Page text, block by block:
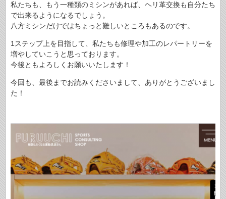
私たちも、もう一種類のミシンがあれば、ヘリ革交換も自分たち
で出来るようになるでしょう。
八方ミシンだけではちょっと難しいところもあるのです。
1ステップ上を目指して、私たちも修理や加工のレパートリーを
増やしていこうと思っております。
今後ともよろしくお願いいたします！
今回も、最後までお読みくださいまして、ありがとうございまし
た！